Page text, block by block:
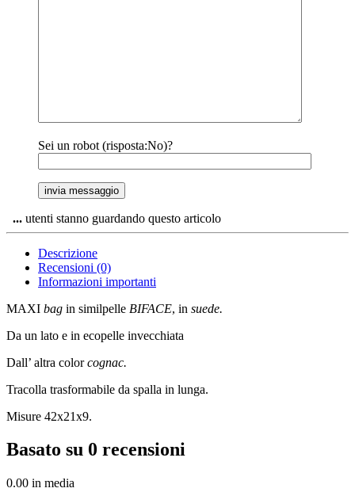
Sei un robot (risposta:No)?
... utenti stanno guardando questo articolo
Descrizione
Recensioni (0)
Informazioni importanti
MAXI bag in similpelle BIFACE, in suede.
Da un lato e in ecopelle invecchiata
Dall’ altra colorcognac.
Tracolla trasformabile da spalla in lunga.
Misure 42x21x9.
Basato su 0 recensioni
0.00 in media